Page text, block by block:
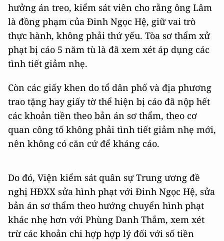
hưởng án treo, kiểm sát viên cho rằng ông Lâm
là đồng phạm của Đinh Ngọc Hệ, giữ vai trò
thực hành, không phải thứ yếu. Tòa sơ thẩm xử
phạt bị cáo 5 năm tù là đã xem xét áp dụng các
tình tiết giảm nhẹ.
Còn các giấy khen do tổ dân phố và địa phương
trao tặng hay giấy tờ thể hiện bị cáo đã nộp hết
các khoản tiền theo bản án sơ thẩm, theo cơ
quan công tố không phải tình tiết giảm nhẹ mới,
nên không có căn cứ để kháng cáo.
Do đó, Viện kiểm sát quân sự Trung ương đề
nghị HĐXX sửa hình phạt với Đinh Ngọc Hệ, sửa
bản án sơ thẩm theo hướng chuyển hình phạt
khác nhẹ hơn với Phùng Danh Thắm, xem xét
trừ các khoản chi hợp hợp lý đối với số tiền